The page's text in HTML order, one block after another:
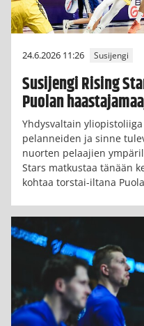
24.6.2026 11:26 Susijengi
Susijengi Rising
Puolan
Yhdysvaltain
pelanneiden ja sinne
nuorten pelaajien
Stars matkustaa tänään
kohtaa torstai-iltana